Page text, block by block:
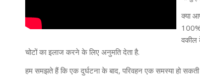
क्या
100%
वकील
चोटों का इलाज करने के लिए अनुमति देता है.
हम समझते हैं कि एक दुर्घटना के बाद, परिवहन एक समस्या हो